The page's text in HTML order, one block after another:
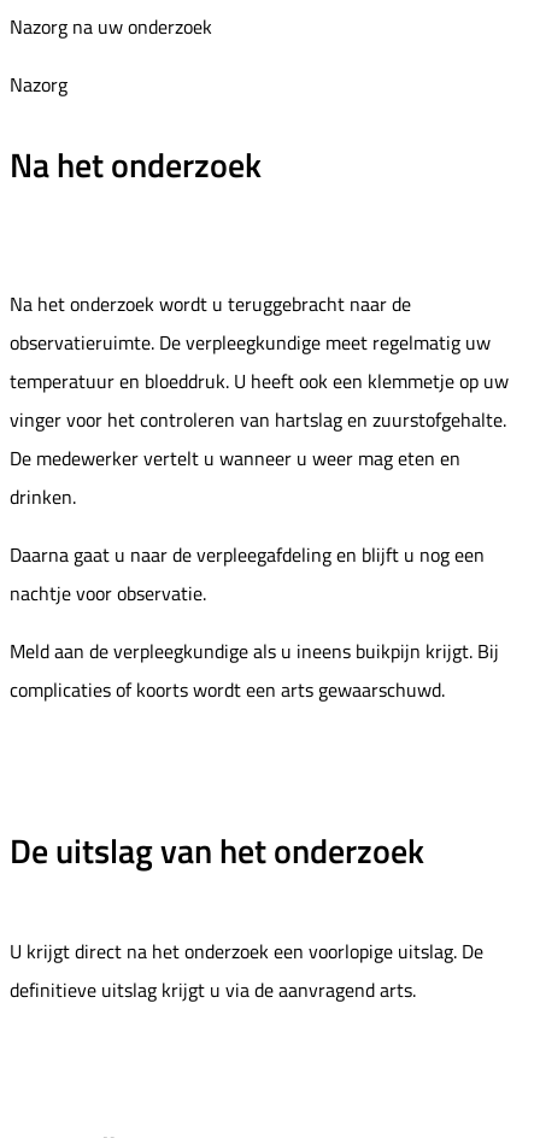
Nazorg na uw onderzoek
Nazorg
Na het onderzoek
Na het onderzoek wordt u teruggebracht naar de
observatieruimte. De verpleegkundige meet regelmatig uw
temperatuur en bloeddruk. U heeft ook een klemmetje op uw
vinger voor het controleren van hartslag en zuurstofgehalte.
De medewerker vertelt u wanneer u weer mag eten en
drinken.
Daarna gaat u naar de verpleegafdeling en blijft u nog een
nachtje voor observatie.
Meld aan de verpleegkundige als u ineens buikpijn krijgt. Bij
complicaties of koorts wordt een arts gewaarschuwd.
De uitslag van het onderzoek
U krijgt direct na het onderzoek een voorlopige uitslag. De
definitieve uitslag krijgt u via de aanvragend arts.